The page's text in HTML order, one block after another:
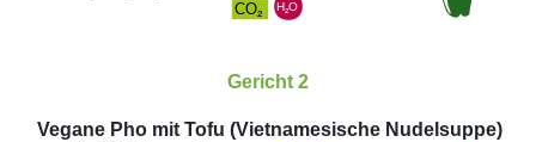
Gericht 2
Vegane Pho mit Tofu (Vietnamesische Nudelsuppe)